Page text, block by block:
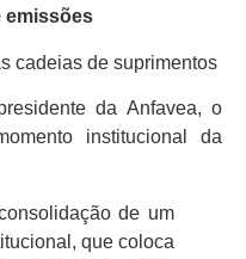
emissões
cadeias de suprimentos
da Anfavea, o
institucional da
de um
que coloca